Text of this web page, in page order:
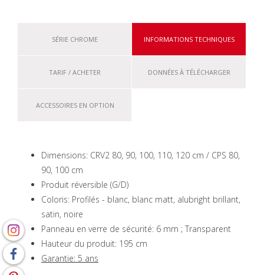
SÉRIE CHROME INFORMATIONS TECHNIQUES
TARIF / ACHETER DONNÉES À TÉLÉCHARGER
ACCESSOIRES EN OPTION
Dimensions: CRV2 80, 90, 100, 110, 120 cm / CPS 80,
90, 100 cm
Produit réversible (G/D)
Coloris: Profilés - blanc, blanc matt, alubright brillant,
satin, noire
Panneau en verre de sécurité: 6 mm ; Transparent
Hauteur du produit: 195 cm
Garantie: 5 ans